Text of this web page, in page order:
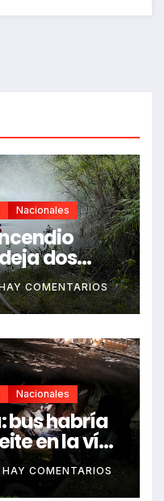
Nacionales
dos
COMENTARIOS
Nacionales
bus habría
en la vía
COMENTARIOS